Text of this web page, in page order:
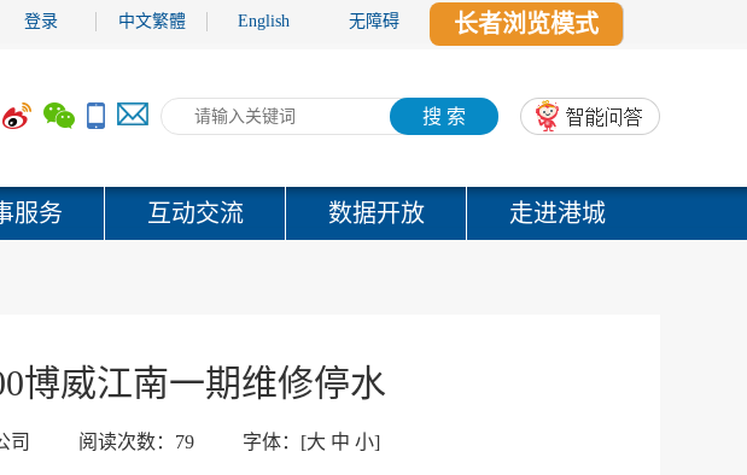
登录 中文繁體 English 无障碍 长者浏览模式
搜 索
服务 互动交流 数据开放 走进港城
博威江南一期维修停水
司 阅读次数： 79 字体： [大 中 小]